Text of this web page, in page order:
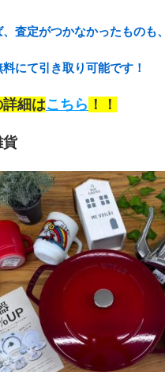
査定がつかなかったものも
にて引き取り可能です！
細はこちら ！！
貨